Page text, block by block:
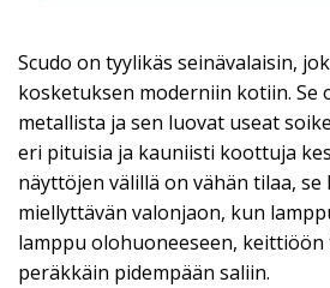
Scudo on tyylikäs seinävalaisin,
kosketuksen moderniin kotiin. Se
metallista ja sen luovat useat
eri pituisia ja kauniisti koottuja
näyttöjen välillä on vähän tilaa, se
miellyttävän valonjaon, kun
lamppu olohuoneeseen,
peräkkäin pidempään saliin.